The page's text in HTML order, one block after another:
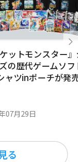
社ポケモン）
のお知らせと
ケットモンスター
の歴代ゲームソフ
ャツinポーチが発
07月29日
る